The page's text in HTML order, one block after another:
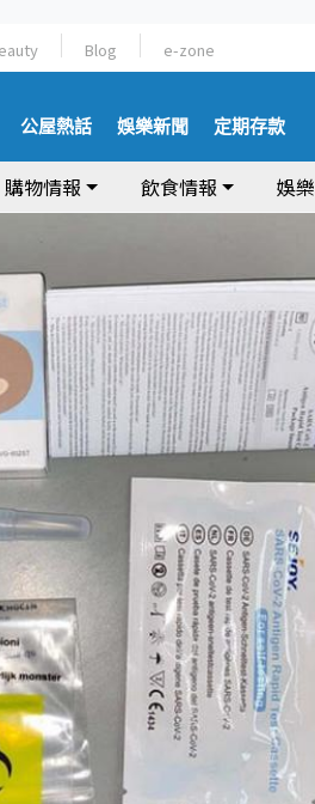
Blog e-zone
公屋熱話 娛樂新聞 定期存款
購物情報 飲食情報 娛樂